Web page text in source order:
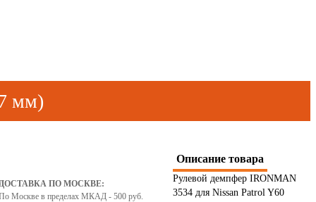
мм)
ПО МОСКВЕ:
Москве в пределах МКАД - 500 руб.
Описание товара
Рулевой демпфер IRONMAN
3534 для Nissan Patrol Y60